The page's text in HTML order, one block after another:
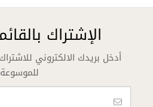
الإشتراك
أدخل بريدك الالكتروني
للموسوعة